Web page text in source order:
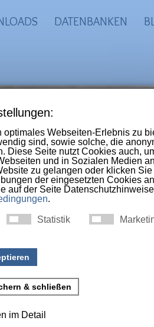
DATENBANKEN
deutschsprachigen
Covid, Post-Covid
kaum Hilfe für
Standard)